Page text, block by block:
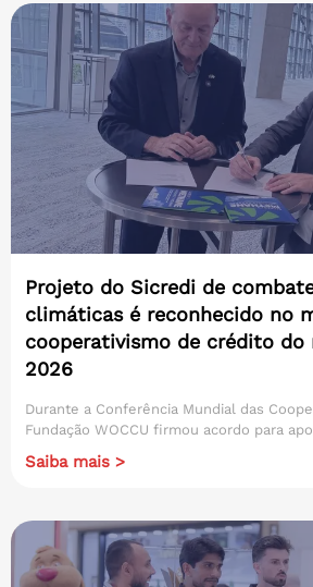
Projeto do Sicredi de
climáticas é reconhecido no
cooperativismo de crédito do
2026
Durante a Conferência Mundial das
Fundação WOCCU firmou acordo para
Saiba mais >